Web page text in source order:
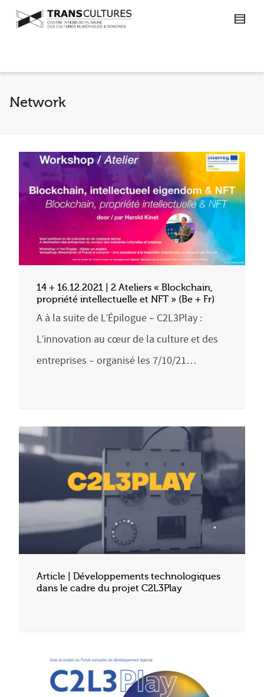
Network
14 + 16.12.2021 | 2 Ateliers « Blockchain,
propriété intellectuelle et NFT » (Be + Fr)
A à la suite de L’Épilogue – C2L3Play :
L’innovation au cœur de la culture et des
entreprises – organisé les 7/10/21…
Article | Développements technologiques
dans le cadre du projet C2L3Play